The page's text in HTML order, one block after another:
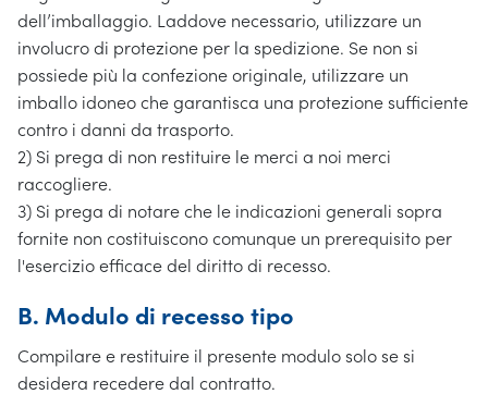
dell’imballaggio. Laddove necessario, utilizzare un
involucro di protezione per la spedizione. Se non si
possiede più la confezione originale, utilizzare un
imballo idoneo che garantisca una protezione sufficiente
contro i danni da trasporto.
2) Si prega di non restituire le merci a noi merci
raccogliere.
3) Si prega di notare che le indicazioni generali sopra
fornite non costituiscono comunque un prerequisito per
l'esercizio efficace del diritto di recesso.
B. Modulo di recesso tipo
Compilare e restituire il presente modulo solo se si
desidera recedere dal contratto.